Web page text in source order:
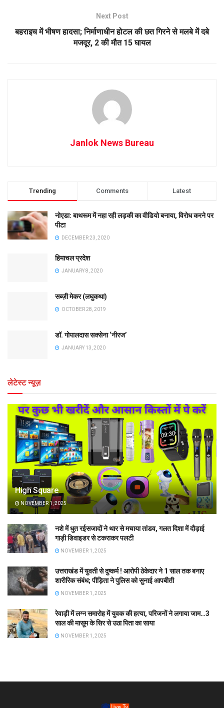
Next Post
बहराइच में भीषण हादसा; निर्माणाधीन होटल की छत गिरने से मलबे में दबे
मजदूर, 2 की मौत 15 घायल
Janlok News Bureau
Trending Comments Latest
नोएडा: बाथरूम में नहा रही लड़की का वीडियो बनाया, विरोध करने पर
पीटा
DECEMBER 23, 2020
हिमाचल प्रदेश
JANUARY 8, 2020
सब्ज़ी मेकर (लघुकथा)
OCTOBER 28, 2019
डॉ. गोपालदास सक्सेना ‘नीरज’
JANUARY 13, 2020
लेटेस्ट न्यूज़
High Square
NOVEMBER 1, 2025
नशे में धुत रईसजादों ने थार से मचाया तांडव, गलत दिशा में दौड़ाई
गाड़ी डिवाइडर से टकराकर पलटी
NOVEMBER 1, 2025
उत्तराखंड में युवती से दुष्कर्म ! आरोपी ठेकेदार ने 1 साल तक बनाए
शारीरिक संबंध; पीड़िता ने पुलिस को सुनाई आपबीती
NOVEMBER 1, 2025
रेवाड़ी में लग्न समारोह में युवक की हत्या, परिजनों ने लगाया जाम…3
साल की मासूम के सिर से उठा पिता का साया
NOVEMBER 1, 2025